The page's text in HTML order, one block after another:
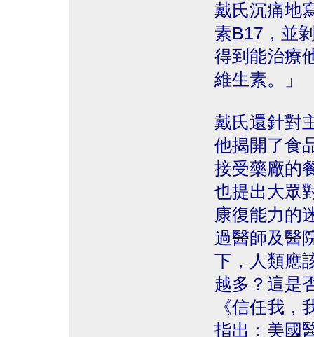
戴氏沉痛地
素B17，並
得到能治療
維生素。」
戴氏還針對
他揭開了食
接受藥廠的
也提出大眾
康復能力的
過醫師及醫
下，人類應
越多？這是
《信任我
指出：美國